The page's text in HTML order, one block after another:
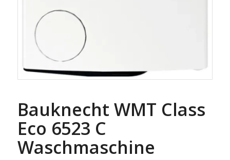
Bauknecht WMT Class
Eco 6523 C
Waschmaschine